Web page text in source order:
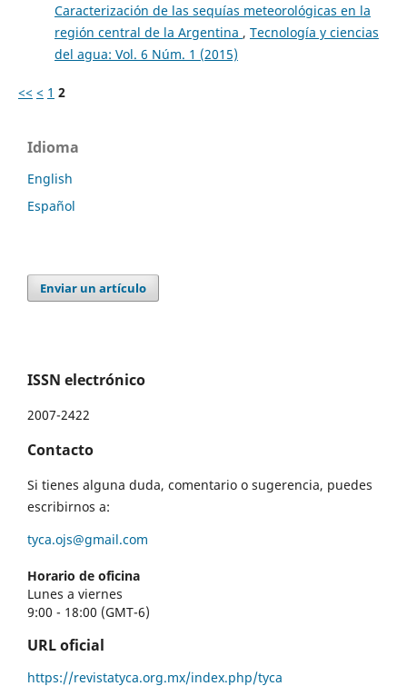
Caracterización de las sequías meteorológicas en la
región central de la Argentina , Tecnología y ciencias
del agua: Vol. 6 Núm. 1 (2015)
<< < 1 2
Idioma
English
Español
Enviar un artículo
ISSN electrónico
2007-2422
Contacto
Si tienes alguna duda, comentario o sugerencia, puedes
escribirnos a:
tyca.ojs@gmail.com
Horario de oficina
Lunes a viernes
9:00 - 18:00 (GMT-6)
URL oficial
https://revistatyca.org.mx/index.php/tyca